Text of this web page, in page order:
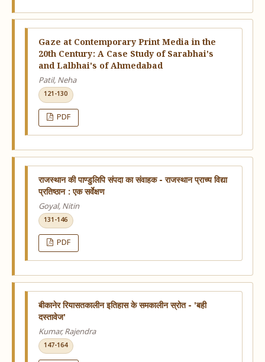
Gaze at Contemporary Print Media in the
20th Century: A Case Study of Sarabhai's
and Lalbhai's of Ahmedabad
Patil, Neha
121-130
PDF
राजस्थान की पाण्डुलिपि संपदा का संवाहक - राजस्थान प्राच्य विद्या
प्रतिष्ठान : एक सर्वेक्षण
Goyal, Nitin
131-146
PDF
बीकानेर रियासतकालीन इतिहास के समकालीन स्रोत - 'बही
दस्तावेज'
Kumar, Rajendra
147-164